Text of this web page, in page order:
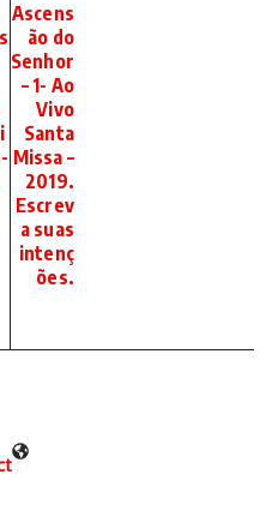
Ascens
ão do
Senhor
– 1- Ao
Vivo
Santa
Missa –
2019.
Escrev
a suas
intenç
ões.